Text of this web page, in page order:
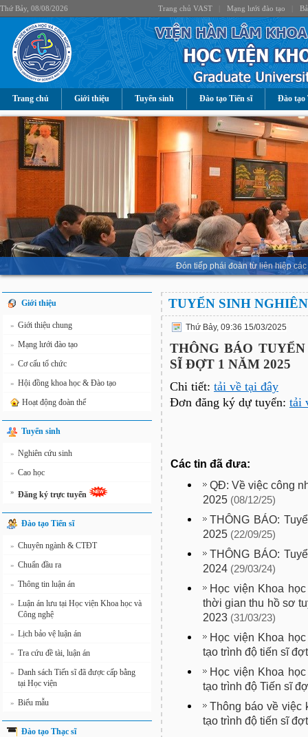
Thứ Bảy, 08/08/2026 Trang chủ VAST Mạng lưới đào tạo
Trang chủ Giới thiệu Tuyển sinh Đào tạo Tiến sĩ Đào tạo
Đón tiếp phái đoàn từ liên hiệp
Giới thiệu
» Giới thiệu chung
» Mạng lưới đào tạo
» Cơ cấu tổ chức
» Hội đồng khoa học & Đào tạo
Hoạt động đoàn thể
Tuyển sinh
» Nghiên cứu sinh
» Cao học
» Đăng ký trực tuyến
Đào tạo Tiến sĩ
» Chuyên ngành & CTĐT
» Chuẩn đầu ra
» Thông tin luận án
» Luận án lưu tại Học viện Khoa học và
Công nghệ
» Lịch bảo vệ luận án
» Tra cứu đề tài, luận án
» Danh sách Tiến sĩ đã được cấp bằng
tại Học viện
» Biểu mẫu
Đào tạo Thạc sĩ
TUYỂN SINH
Thứ Bảy, 09:36 15/03/2025
THÔNG BÁO
SĨ ĐỢT 1 NĂM 2025
Chi tiết: tải về tại đây
Đơn đăng ký dự tuyển: tải
Các tin đã đưa:
QĐ: Về việc công
2025 (08/12/25)
THÔNG BÁO:
2025 (22/09/25)
THÔNG BÁO:
2024 (29/03/24)
Học viện Khoa
thời gian thu hồ sơ
2023 (31/03/23)
Học viện Khoa
tạo trình độ tiến sĩ
Học viện Khoa
tạo trình độ Tiến sĩ
Thông báo về việc
tạo trình độ tiến sĩ